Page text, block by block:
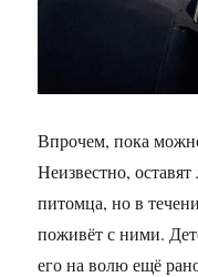
Впрочем, пока
Неизвестно,
питомца, но в
поживёт с ними.
его на волю ещё